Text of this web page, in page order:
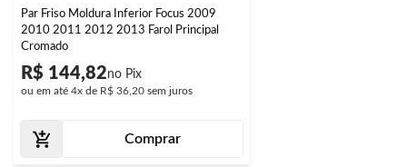
Par Friso Moldura Inferior Focus 2009
2010 2011 2012 2013 Farol Principal
Cromado
R$ 144,82
ou em até 4x de R$ 36,20 sem juros
Comprar